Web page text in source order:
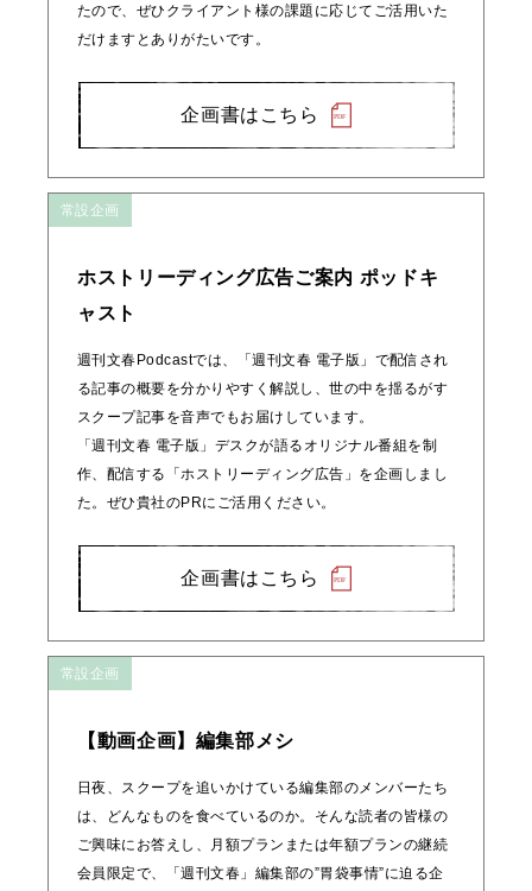
たので、ぜひクライアント様の課題に応じてご活用いた
だけますとありがたいです。
企画書はこちら
常設企画
ホストリーディング広告ご案内 ポッドキ
ャスト
週刊文春Podcastでは、「週刊文春 電子版」で配信され
る記事の概要を分かりやすく解説し、世の中を揺るがす
スクープ記事を音声でもお届けしています。
「週刊文春 電子版」デスクが語るオリジナル番組を制
作、配信する「ホストリーディング広告」を企画しまし
た。ぜひ貴社のPRにご活用ください。
企画書はこちら
常設企画
【動画企画】編集部メシ
日夜、スクープを追いかけている編集部のメンバーたち
は、どんなものを食べているのか。そんな読者の皆様の
ご興味にお答えし、月額プランまたは年額プランの継続
会員限定で、「週刊文春」編集部の”胃袋事情”に迫る企